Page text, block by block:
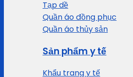
Tạp dề
Quần áo đồng phục
Quần áo thủy sản
Sản phẩm y tế
Khẩu trang y tế